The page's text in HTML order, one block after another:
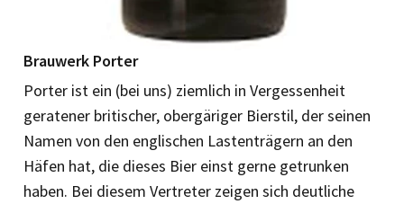
Brauwerk Porter
Porter ist ein (bei uns) ziemlich in Vergessenheit
geratener britischer, obergäriger Bierstil, der seinen
Namen von den englischen Lastenträgern an den
Häfen hat, die dieses Bier einst gerne getrunken
haben. Bei diesem Vertreter zeigen sich deutliche